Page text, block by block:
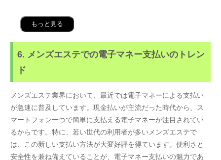
もっと見る
6. メンズエステでの電子マネー支払いのトレン
ド
メンズエステ業界において、最近では電子マネーによる支払い
が急速に普及しています。現金払いが主流だった時代から、ス
マートフォン一つで簡単に支払える電子マネーが注目されてい
るからです。特に、若い世代の利用者が多いメンズエステで
は、この新しい支払い方法が大変好評を得ています。便利さと
安全性を兼ね備えていることが、電子マネー支払いの魅力であ